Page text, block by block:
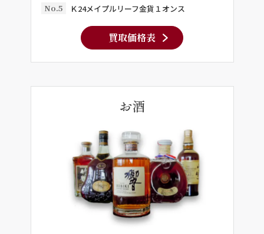
No.5
Ｋ24メイプルリーフ金貨１オンス
買取価格表
お酒